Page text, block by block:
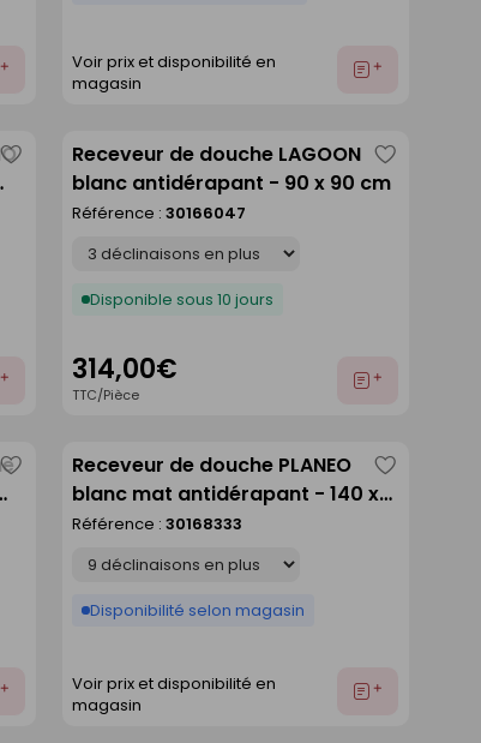
Voir prix et disponibilité en
magasin
Ajouter
Enregistrer
comme
Receveur de douche LAGOON
blanc antidérapant - 90 x 90 cm
Référence : 30166047
Disponible sous 10 jours
314,00€
TTC/Pièce
Ajouter
comme
Enregistrer
comme
Receveur de douche PLANEO
blanc mat antidérapant - 140 x
90 cm
Référence : 30168333
Disponibilité selon magasin
Voir prix et disponibilité en
magasin
Ajouter
comme